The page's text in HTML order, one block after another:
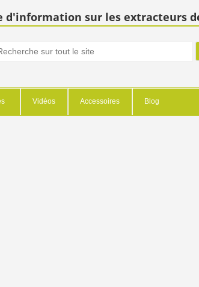
d'information sur les extracteurs
Vidéos Accessoires Blog